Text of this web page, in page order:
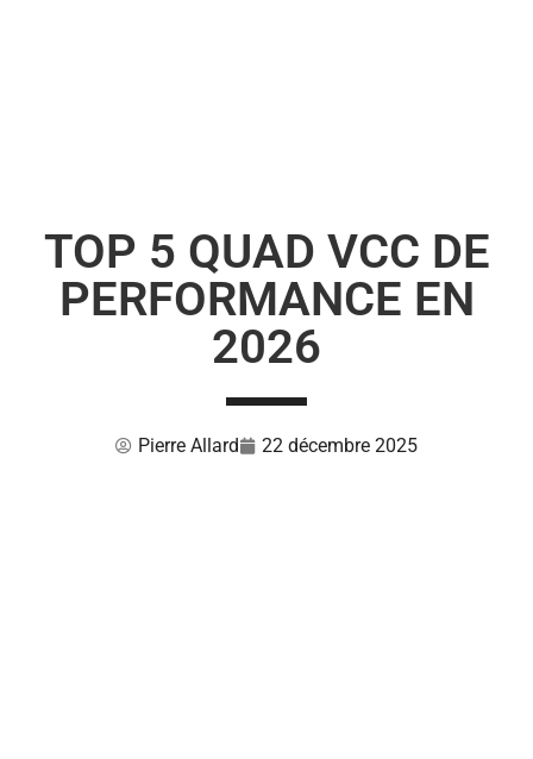
TOP 5 QUAD VCC DE
PERFORMANCE EN
2026
Pierre Allard 22 décembre 2025